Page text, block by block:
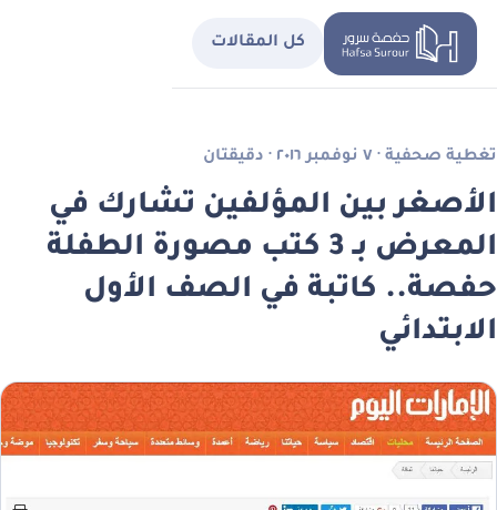
كل المقالات
تغطية صحفية · ٧ نوفمبر ٢٠١٦ · دقيقتان
الأصغر بين المؤلفين تشارك في
المعرض بـ 3 كتب مصورة الطفلة
حفصة.. كاتبة في الصف الأول
الابتدائي